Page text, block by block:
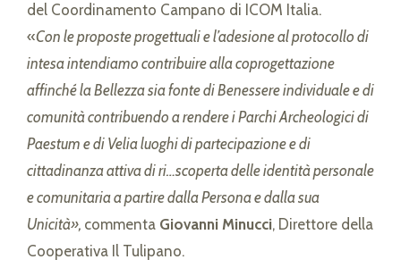
del Coordinamento Campano di ICOM Italia.
«Con le proposte progettuali e l’adesione al protocollo di
intesa intendiamo contribuire alla coprogettazione
affinché la Bellezza sia fonte di Benessere individuale e di
comunità contribuendo a rendere i Parchi Archeologici di
Paestum e di Velia luoghi di partecipazione e di
cittadinanza attiva di ri…scoperta delle identità personale
e comunitaria a partire dalla Persona e dalla sua
Unicità», commenta Giovanni Minucci, Direttore della
Cooperativa Il Tulipano.